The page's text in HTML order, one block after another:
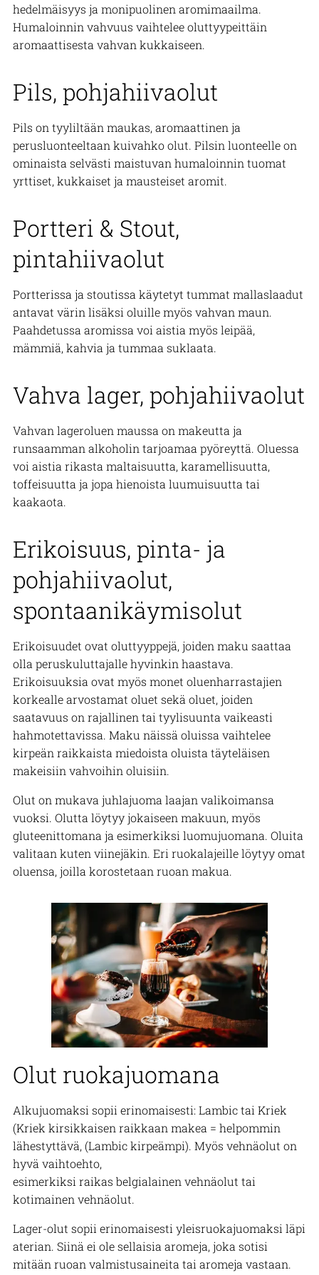
hedelmäisyys ja monipuolinen aromimaailma.
Humaloinnin vahvuus vaihtelee oluttyypeittäin
aromaattisesta vahvan kukkaiseen.
Pils, pohjahiivaolut
Pils on tyyliltään maukas, aromaattinen ja
perusluonteeltaan kuivahko olut. Pilsin luonteelle on
ominaista selvästi maistuvan humaloinnin tuomat
yrttiset, kukkaiset ja mausteiset aromit.
Portteri & Stout,
pintahiivaolut
Portterissa ja stoutissa käytetyt tummat mallaslaadut
antavat värin lisäksi oluille myös vahvan maun.
Paahdetussa aromissa voi aistia myös leipää,
mämmiä, kahvia ja tummaa suklaata.
Vahva lager, pohjahiivaolut
Vahvan lageroluen maussa on makeutta ja
runsaamman alkoholin tarjoamaa pyöreyttä. Oluessa
voi aistia rikasta maltaisuutta, karamellisuutta,
toffeisuutta ja jopa hienoista luumuisuutta tai
kaakaota.
Erikoisuus, pinta- ja
pohjahiivaolut,
spontaanikäymisolut
Erikoisuudet ovat oluttyyppejä, joiden maku saattaa
olla peruskuluttajalle hyvinkin haastava.
Erikoisuuksia ovat myös monet oluenharrastajien
korkealle arvostamat oluet sekä oluet, joiden
saatavuus on rajallinen tai tyylisuunta vaikeasti
hahmotettavissa. Maku näissä oluissa vaihtelee
kirpeän raikkaista miedoista oluista täyteläisen
makeisiin vahvoihin oluisiin.
Olut on mukava juhlajuoma laajan valikoimansa
vuoksi. Olutta löytyy jokaiseen makuun, myös
gluteenittomana ja esimerkiksi luomujuomana. Oluita
valitaan kuten viinejäkin. Eri ruokalajeille löytyy omat
oluensa, joilla korostetaan ruoan makua.
Olut ruokajuomana
Alkujuomaksi sopii erinomaisesti: Lambic tai Kriek
(Kriek kirsikkaisen raikkaan makea = helpommin
lähestyttävä, (Lambic kirpeämpi). Myös vehnäolut on
hyvä vaihtoehto,
esimerkiksi raikas belgialainen vehnäolut tai
kotimainen vehnäolut.
Lager-olut sopii erinomaisesti yleisruokajuomaksi läpi
aterian. Siinä ei ole sellaisia aromeja, joka sotisi
mitään ruoan valmistusaineita tai aromeja vastaan.